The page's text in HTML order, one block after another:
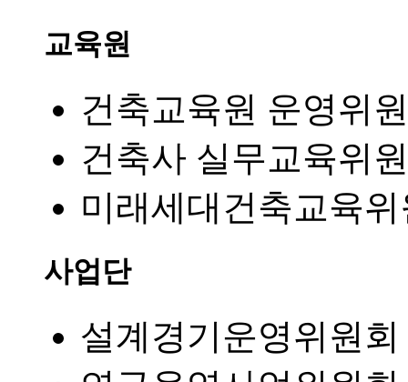
교육원
건축교육원 운영위
건축사 실무교육위
미래세대건축교육
사업단
설계경기운영위원회